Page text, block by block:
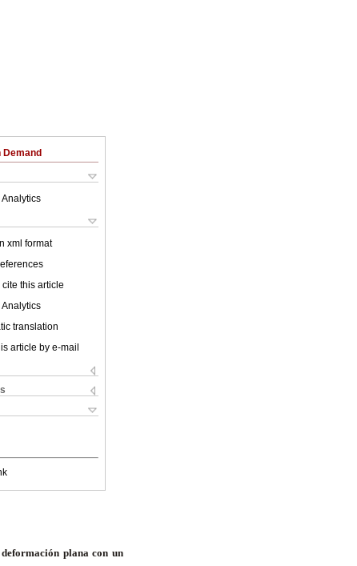
Analytics
xml format
cite this article
Analytics
translation
article by e-mail
deformación plana con un